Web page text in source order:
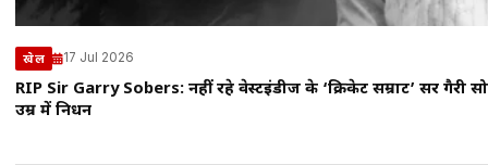
खेल 17 Jul 2026
RIP Sir Garry Sobers: नहीं रहे वेस्टइंडीज के ‘क्रिकेट सम्राट’ सर गैरी
उम्र में निधन